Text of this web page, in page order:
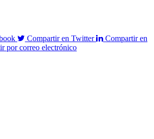
Compartir en Twitter
Compartir en
por correo electrónico